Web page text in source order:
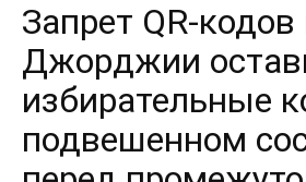
Finance,
Запрет QR-кодов
Джорджии
избирательные
подвешенном